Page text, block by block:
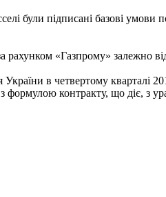
були підписані базові умови
«Газпрому» залежно
України в четвертому кварталі
формулою контракту, що діє, з